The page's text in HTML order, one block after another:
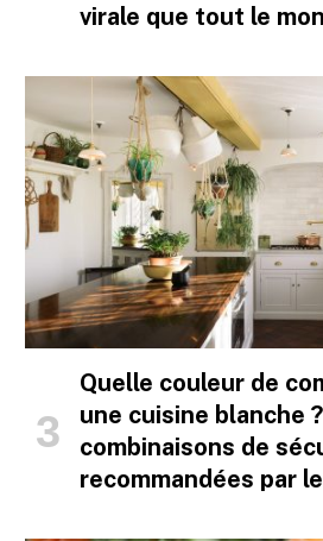
virale que tout le
Quelle couleur de
une cuisine blanche
combinaisons de
recommandées par